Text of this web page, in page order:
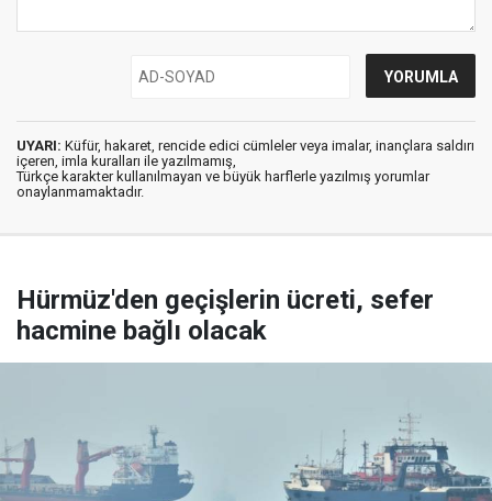
UYARI: Küfür, hakaret, rencide edici cümleler veya imalar, inançlara saldırı
içeren, imla kuralları ile yazılmamış,
Türkçe karakter kullanılmayan ve büyük harflerle yazılmış yorumlar
onaylanmamaktadır.
Hürmüz'den geçişlerin ücreti, sefer
hacmine bağlı olacak